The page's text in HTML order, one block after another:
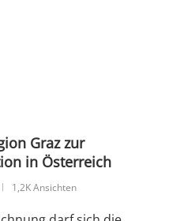
Graz zur
in Österreich
1,2K Ansichten